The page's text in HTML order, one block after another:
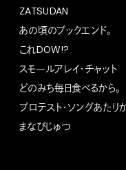
ZATSUDAN
あの頃のブックエンド。
これDOW!?
スモールアレイ・チャット
どのみち毎日食べるから。
プロテスト・ソングあた
まなびじゅつ